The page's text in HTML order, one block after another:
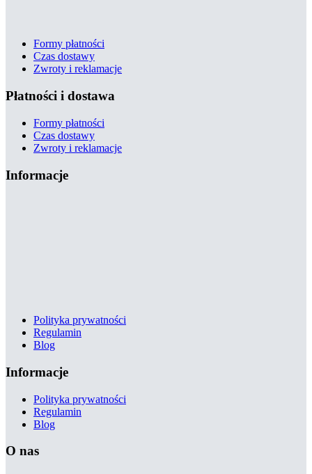
Formy płatności
Czas dostawy
Zwroty i reklamacje
Płatności i dostawa
Formy płatności
Czas dostawy
Zwroty i reklamacje
Informacje
Polityka prywatności
Regulamin
Blog
Informacje
Polityka prywatności
Regulamin
Blog
O nas